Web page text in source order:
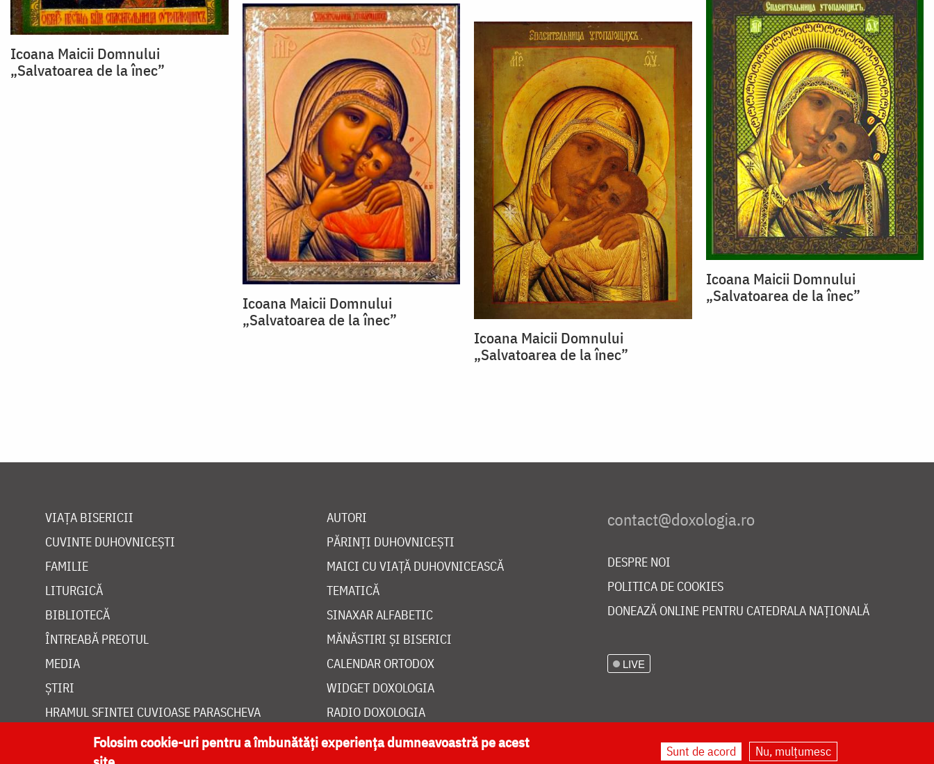
Icoana Maicii Domnului
„Salvatoarea de la înec”
Icoana Maicii Domnului
„Salvatoarea de la înec”
Icoana Maicii Domnului
„Salvatoarea de la înec”
Icoana Maicii Domnului
„Salvatoarea de la înec”
VIAȚA BISERICII
CUVINTE DUHOVNICEȘTI
FAMILIE
LITURGICĂ
BIBLIOTECĂ
ÎNTREABĂ PREOTUL
MEDIA
ȘTIRI
HRAMUL SFINTEI CUVIOASE PARASCHEVA
AUTORI
PĂRINȚI DUHOVNICEȘTI
MAICI CU VIAȚĂ DUHOVNICEASCĂ
TEMATICĂ
SINAXAR ALFABETIC
MĂNĂSTIRI ȘI BISERICI
CALENDAR ORTODOX
WIDGET DOXOLOGIA
RADIO DOXOLOGIA
DESPRE NOI
POLITICA DE COOKIES
DONEAZĂ ONLINE PENTRU CATEDRALA NAȚIONALĂ
LIVE
Folosim cookie-uri pentru a îmbunătăți experiența dumneavoastră pe acest
Sunt de acord Nu, mulțumesc